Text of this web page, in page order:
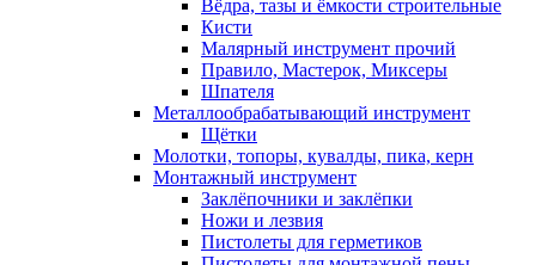
Вёдра, тазы и ёмкости строительные
Кисти
Малярный инструмент прочий
Правило, Мастерок, Миксеры
Шпателя
Металлообрабатывающий инструмент
Щётки
Молотки, топоры, кувалды, пика, керн
Монтажный инструмент
Заклёпочники и заклёпки
Ножи и лезвия
Пистолеты для герметиков